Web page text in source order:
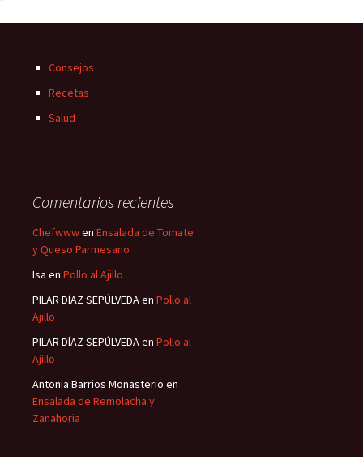
Consejos
Recetas
Salud
Comentarios recientes
Chefwwwen Ensalada de Tomate
y Queso Parmesano
Isa en Pollo al Ajillo
PILAR DÍAZ SEPÚLVEDAen Pollo al
Ajillo
PILAR DÍAZ SEPÚLVEDAen Pollo al
Ajillo
Antonia Barrios Monasterio en
Ensalada de Remolacha y
Zanahoria